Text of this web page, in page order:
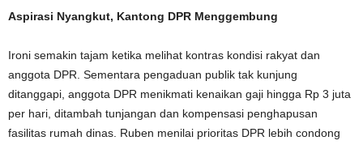
Aspirasi Nyangkut, Kantong DPR Menggembung
Ironi semakin tajam ketika melihat kontras kondisi rakyat dan
anggota DPR. Sementara pengaduan publik tak kunjung
ditanggapi, anggota DPR menikmati kenaikan gaji hingga Rp 3 juta
per hari, ditambah tunjangan dan kompensasi penghapusan
fasilitas rumah dinas. Ruben menilai prioritas DPR lebih condong